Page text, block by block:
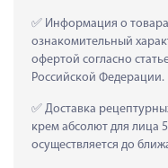
Информация о
ознакомительный
офертой согласно
Российской Федерации.
Доставка
крем абсолют для лица
осуществляется до